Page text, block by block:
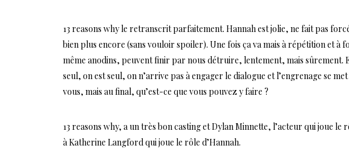
13 reasons why le retranscrit parfaitement. Hannah est jolie, ne fait pas
bien plus encore (sans vouloir spoiler). Une fois ça va mais à répétition et à
même anodins, peuvent finir par nous détruire, lentement, mais sûrement.
seul, on est seul, on n’arrive pas à engager le dialogue et l’engrenage se
vous, mais au final, qu’est-ce que vous pouvez y faire ?
13 reasons why, a un très bon casting et Dylan Minnette, l’acteur qui joue le
à Katherine Langford qui joue le rôle d’Hannah.